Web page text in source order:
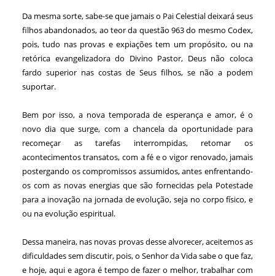
Da mesma sorte, sabe-se que jamais o Pai Celestial deixará seus
filhos abandonados, ao teor da questão 963 do mesmo Codex,
pois, tudo nas provas e expiações tem um propósito, ou na
retórica evangelizadora do Divino Pastor, Deus não coloca
fardo superior nas costas de Seus filhos, se não a podem
suportar.
Bem por isso, a nova temporada de esperança e amor, é o
novo dia que surge, com a chancela da oportunidade para
recomeçar as tarefas interrompidas, retomar os
acontecimentos transatos, com a fé e o vigor renovado, jamais
postergando os compromissos assumidos, antes enfrentando-
os com as novas energias que são fornecidas pela Potestade
para a inovação na jornada de evolução, seja no corpo físico, e
ou na evolução espiritual.
Dessa maneira, nas novas provas desse alvorecer, aceitemos as
dificuldades sem discutir, pois, o Senhor da Vida sabe o que faz,
e hoje, aqui e agora é tempo de fazer o melhor, trabalhar com